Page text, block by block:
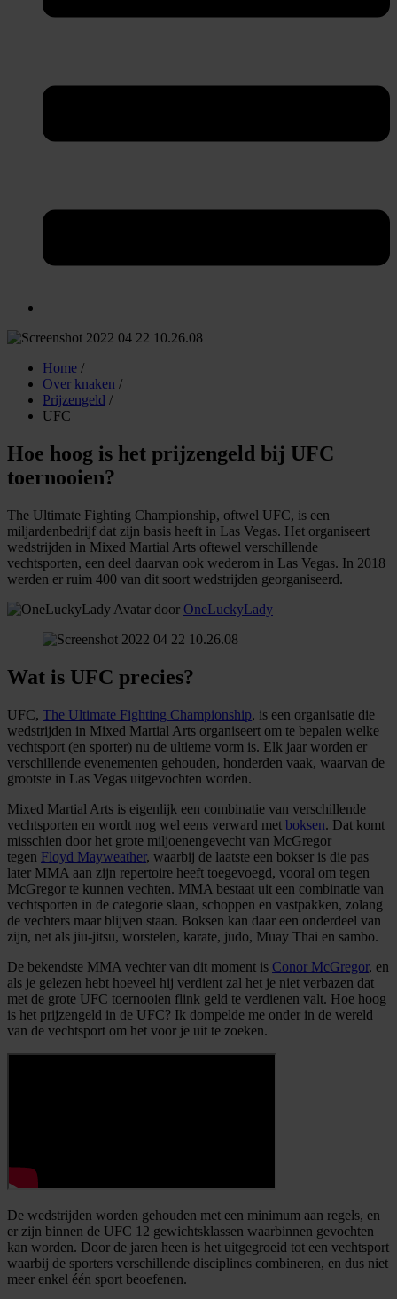
Home /
Over knaken /
Prijzengeld /
UFC
Hoe hoog is het prijzengeld bij UFC
toernooien?
The Ultimate Fighting Championship, oftwel UFC, is een
miljardenbedrijf dat zijn basis heeft in Las Vegas. Het organiseert
wedstrijden in Mixed Martial Arts oftewel verschillende
vechtsporten, een deel daarvan ook wederom in Las Vegas. In 2018
werden er ruim 400 van dit soort wedstrijden georganiseerd.
door OneLuckyLady
Wat is UFC precies?
UFC, The Ultimate Fighting Championship, is een organisatie die
wedstrijden in Mixed Martial Arts organiseert om te bepalen welke
vechtsport (en sporter) nu de ultieme vorm is. Elk jaar worden er
verschillende evenementen gehouden, honderden vaak, waarvan de
grootste in Las Vegas uitgevochten worden.
Mixed Martial Arts is eigenlijk een combinatie van verschillende
vechtsporten en wordt nog wel eens verward met boksen. Dat komt
misschien door het grote miljoenengevecht van McGregor
tegen Floyd Mayweather, waarbij de laatste een bokser is die pas
later MMA aan zijn repertoire heeft toegevoegd, vooral om tegen
McGregor te kunnen vechten. MMA bestaat uit een combinatie van
vechtsporten in de categorie slaan, schoppen en vastpakken, zolang
de vechters maar blijven staan. Boksen kan daar een onderdeel van
zijn, net als jiu-jitsu, worstelen, karate, judo, Muay Thai en sambo.
De bekendste MMA vechter van dit moment is Conor McGregor, en
als je gelezen hebt hoeveel hij verdient zal het je niet verbazen dat
met de grote UFC toernooien flink geld te verdienen valt. Hoe hoog
is het prijzengeld in de UFC? Ik dompelde me onder in de wereld
van de vechtsport om het voor je uit te zoeken.
De wedstrijden worden gehouden met een minimum aan regels, en
er zijn binnen de UFC 12 gewichtsklassen waarbinnen gevochten
kan worden. Door de jaren heen is het uitgegroeid tot een vechtsport
waarbij de sporters verschillende disciplines combineren, en dus niet
meer enkel één sport beoefenen.